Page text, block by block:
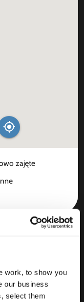
work, to show you
our business
select them
zajęte
Grass 100
Arlon